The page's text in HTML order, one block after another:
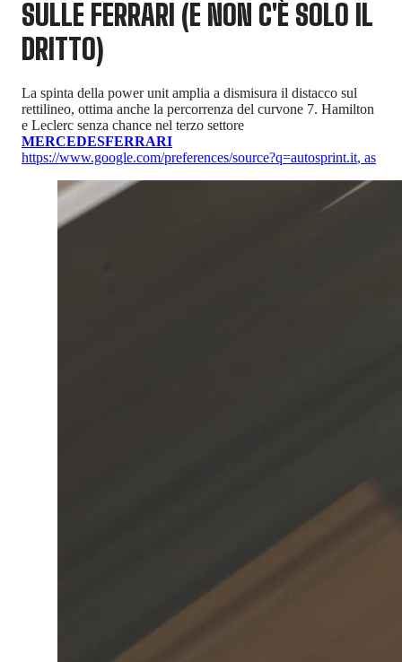
SULLE FERRARI (E NON C'È SOLO IL
DRITTO)
La spinta della power unit amplia a dismisura il distacco sul
rettilineo, ottima anche la percorrenza del curvone 7. Hamilton
e Leclerc senza chance nel terzo settore
MERCEDESFERRARI
https://www.google.com/preferences/source?q=autosprint.it, as